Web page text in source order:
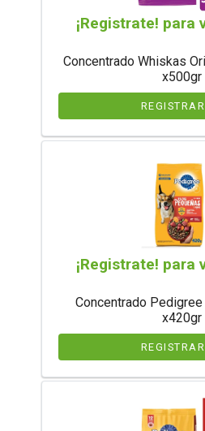
¡Registrate! para
Concentrado Whiskas
x500gr
¡Registrate! para
Concentrado
x420gr